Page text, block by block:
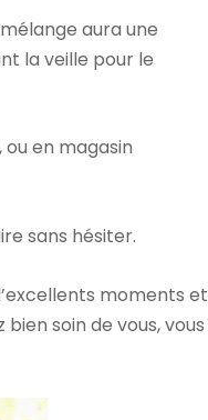
aura une
la veille pour le
en magasin
sans hésiter.
moments et
soin de vous, vous